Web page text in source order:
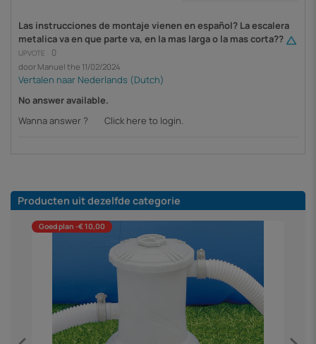
Las instrucciones de montaje vienen en español? La escalera
metalica va en que parte va, en la mas larga o la mas corta??
UPVOTE 0
door Manuel the 11/02/2024
No answer available.
Wanna answer ?
Click here to login.
Producten uit dezelfde categorie
Goed plan -€ 10,00